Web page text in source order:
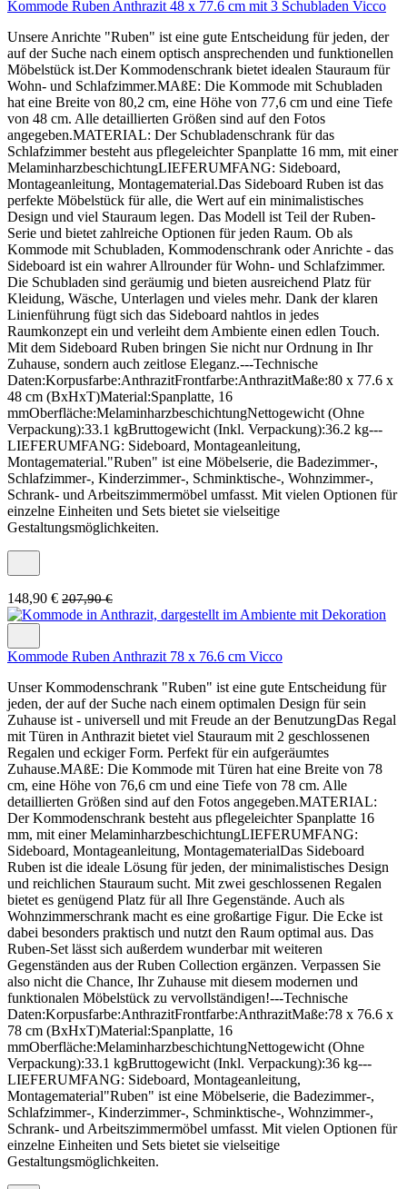
Kommode Ruben Anthrazit 48 x 77.6 cm mit 3 Schubladen Vicco
Unsere Anrichte "Ruben" ist eine gute Entscheidung für jeden, der
auf der Suche nach einem optisch ansprechenden und funktionellen
Möbelstück ist.Der Kommodenschrank bietet idealen Stauraum für
Wohn- und Schlafzimmer.MAßE: Die Kommode mit Schubladen
hat eine Breite von 80,2 cm, eine Höhe von 77,6 cm und eine Tiefe
von 48 cm. Alle detaillierten Größen sind auf den Fotos
angegeben.MATERIAL: Der Schubladenschrank für das
Schlafzimmer besteht aus pflegeleichter Spanplatte 16 mm, mit einer
MelaminharzbeschichtungLIEFERUMFANG: Sideboard,
Montageanleitung, Montagematerial.Das Sideboard Ruben ist das
perfekte Möbelstück für alle, die Wert auf ein minimalistisches
Design und viel Stauraum legen. Das Modell ist Teil der Ruben-
Serie und bietet zahlreiche Optionen für jeden Raum. Ob als
Kommode mit Schubladen, Kommodenschrank oder Anrichte - das
Sideboard ist ein wahrer Allrounder für Wohn- und Schlafzimmer.
Die Schubladen sind geräumig und bieten ausreichend Platz für
Kleidung, Wäsche, Unterlagen und vieles mehr. Dank der klaren
Linienführung fügt sich das Sideboard nahtlos in jedes
Raumkonzept ein und verleiht dem Ambiente einen edlen Touch.
Mit dem Sideboard Ruben bringen Sie nicht nur Ordnung in Ihr
Zuhause, sondern auch zeitlose Eleganz.---Technische
Daten:Korpusfarbe:AnthrazitFrontfarbe:AnthrazitMaße:80 x 77.6 x
48 cm (BxHxT)Material:Spanplatte, 16
mmOberfläche:MelaminharzbeschichtungNettogewicht (Ohne
Verpackung):33.1 kgBruttogewicht (Inkl. Verpackung):36.2 kg---
LIEFERUMFANG: Sideboard, Montageanleitung,
Montagematerial."Ruben" ist eine Möbelserie, die Badezimmer-,
Schlafzimmer-, Kinderzimmer-, Schminktische-, Wohnzimmer-,
Schrank- und Arbeitszimmermöbel umfasst. Mit vielen Optionen für
einzelne Einheiten und Sets bietet sie vielseitige
Gestaltungsmöglichkeiten.
148,90 € 207,90 €
Kommode Ruben Anthrazit 78 x 76.6 cm Vicco
Unser Kommodenschrank "Ruben" ist eine gute Entscheidung für
jeden, der auf der Suche nach einem optimalen Design für sein
Zuhause ist - universell und mit Freude an der BenutzungDas Regal
mit Türen in Anthrazit bietet viel Stauraum mit 2 geschlossenen
Regalen und eckiger Form. Perfekt für ein aufgeräumtes
Zuhause.MAßE: Die Kommode mit Türen hat eine Breite von 78
cm, eine Höhe von 76,6 cm und eine Tiefe von 78 cm. Alle
detaillierten Größen sind auf den Fotos angegeben.MATERIAL:
Der Kommodenschrank besteht aus pflegeleichter Spanplatte 16
mm, mit einer MelaminharzbeschichtungLIEFERUMFANG:
Sideboard, Montageanleitung, MontagematerialDas Sideboard
Ruben ist die ideale Lösung für jeden, der minimalistisches Design
und reichlichen Stauraum sucht. Mit zwei geschlossenen Regalen
bietet es genügend Platz für all Ihre Gegenstände. Auch als
Wohnzimmerschrank macht es eine großartige Figur. Die Ecke ist
dabei besonders praktisch und nutzt den Raum optimal aus. Das
Ruben-Set lässt sich außerdem wunderbar mit weiteren
Gegenständen aus der Ruben Collection ergänzen. Verpassen Sie
also nicht die Chance, Ihr Zuhause mit diesem modernen und
funktionalen Möbelstück zu vervollständigen!---Technische
Daten:Korpusfarbe:AnthrazitFrontfarbe:AnthrazitMaße:78 x 76.6 x
78 cm (BxHxT)Material:Spanplatte, 16
mmOberfläche:MelaminharzbeschichtungNettogewicht (Ohne
Verpackung):33.1 kgBruttogewicht (Inkl. Verpackung):36 kg---
LIEFERUMFANG: Sideboard, Montageanleitung,
Montagematerial"Ruben" ist eine Möbelserie, die Badezimmer-,
Schlafzimmer-, Kinderzimmer-, Schminktische-, Wohnzimmer-,
Schrank- und Arbeitszimmermöbel umfasst. Mit vielen Optionen für
einzelne Einheiten und Sets bietet sie vielseitige
Gestaltungsmöglichkeiten.